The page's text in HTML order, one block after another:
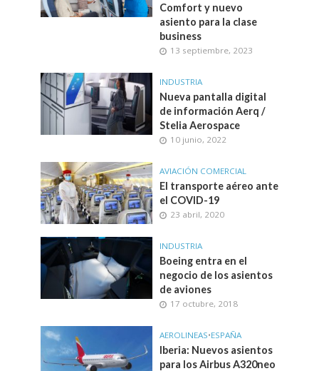
Comfort y nuevo
asiento para la clase
business
13 septiembre, 2023
INDUSTRIA
Nueva pantalla digital
de información Aerq /
Stelia Aerospace
10 junio, 2022
AVIACIÓN COMERCIAL
El transporte aéreo ante
el COVID-19
23 abril, 2020
INDUSTRIA
Boeing entra en el
negocio de los asientos
de aviones
17 octubre, 2018
AEROLINEAS•ESPAÑA
Iberia: Nuevos asientos
para los Airbus A320neo